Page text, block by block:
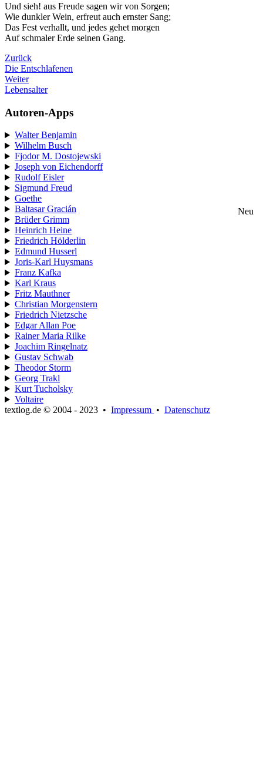
Und sieh! aus Freude sagen wir von Sorgen;
Wie dunkler Wein, erfreut auch ernster Sang;
Das Fest verhallt, und jedes gehet morgen
Auf schmaler Erde seinen Gang.
Zurück
Die Entschlafenen
Weiter
Lebensalter
Autoren-Apps
Walter Benjamin
Wilhelm Busch
Fjodor M. Dostojewski
Joseph von Eichendorff
Rudolf Eisler
Sigmund Freud
Goethe
Baltasar Gracián
Neu
Brüder Grimm
Heinrich Heine
Friedrich Hölderlin
Edmund Husserl
Joris-Karl Huysmans
Franz Kafka
Karl Kraus
Fritz Mauthner
Christian Morgenstern
Friedrich Nietzsche
Edgar Allan Poe
Rainer Maria Rilke
Joachim Ringelnatz
Gustav Schwab
Theodor Storm
Georg Trakl
Kurt Tucholsky
Voltaire
textlog.de © 2004 - 2023 • Impressum • Datenschutz